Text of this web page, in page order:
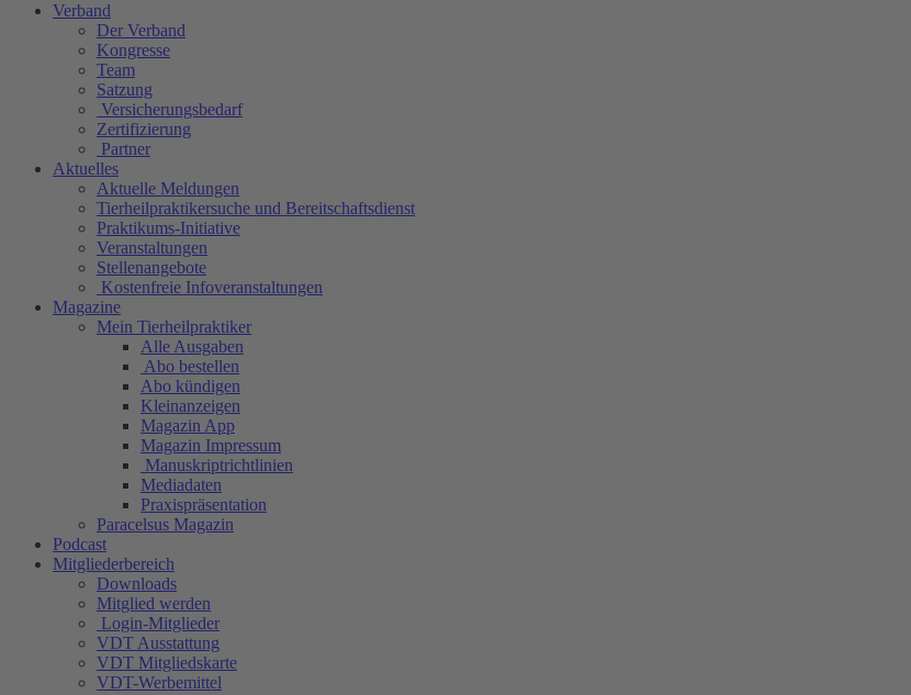
Verband
Der Verband
Kongresse
Team
Satzung
Versicherungsbedarf
Zertifizierung
Partner
Aktuelles
Aktuelle Meldungen
Tierheilpraktikersuche und Bereitschaftsdienst
Praktikums-Initiative
Veranstaltungen
Stellenangebote
Kostenfreie Infoveranstaltungen
Magazine
Mein Tierheilpraktiker
Alle Ausgaben
Abo bestellen
Abo kündigen
Kleinanzeigen
Magazin App
Magazin Impressum
Manuskriptrichtlinien
Mediadaten
Praxispräsentation
Paracelsus Magazin
Podcast
Mitgliederbereich
Downloads
Mitglied werden
Login-Mitglieder
VDT Ausstattung
VDT Mitgliedskarte
VDT-Werbemittel